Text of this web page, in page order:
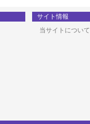
サイト情報
当サイトについて